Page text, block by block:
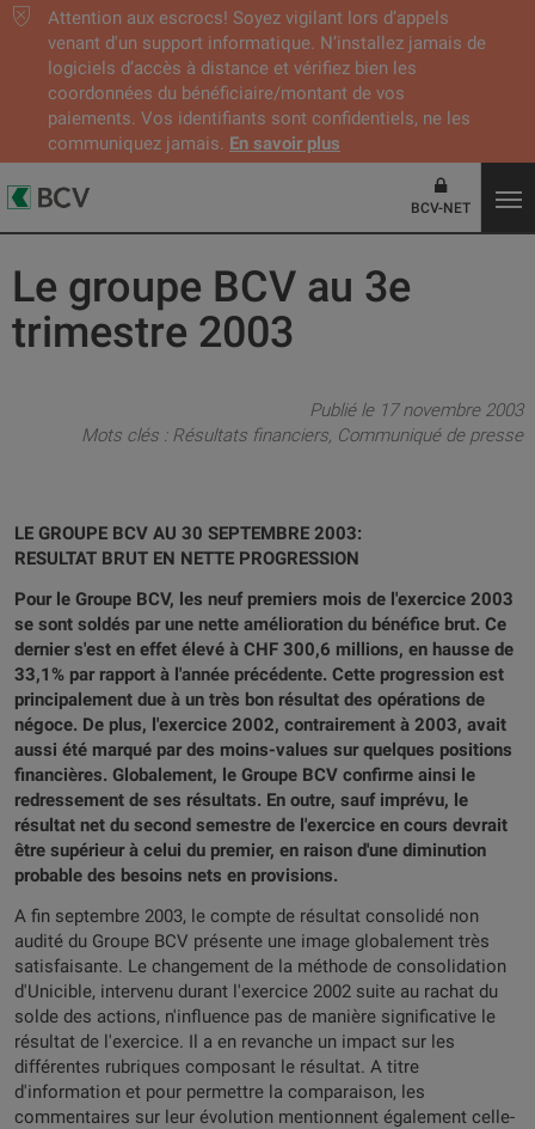
Attention aux escrocs! Soyez vigilant lors d’appels
venant d'un support informatique. N’installez jamais de
logiciels d’accès à distance et vérifiez bien les
coordonnées du bénéficiaire/montant de vos
paiements. Vos identifiants sont confidentiels, ne les
communiquez jamais. En savoir plus
BCV-NET
Le groupe BCV au 3e
trimestre 2003
Publié le 17 novembre 2003
Mots clés : Résultats financiers Communiqué de presse
LE GROUPE BCV AU 30 SEPTEMBRE 2003:
RESULTAT BRUT EN NETTE PROGRESSION
Pour le Groupe BCV, les neuf premiers mois de l'exercice 2003
se sont soldés par une nette amélioration du bénéfice brut. Ce
dernier s'est en effet élevé à CHF 300,6 millions, en hausse de
33,1% par rapport à l'année précédente. Cette progression est
principalement due à un très bon résultat des opérations de
négoce. De plus, l'exercice 2002, contrairement à 2003, avait
aussi été marqué par des moins-values sur quelques positions
financières. Globalement, le Groupe BCV confirme ainsi le
redressement de ses résultats. En outre, sauf imprévu, le
résultat net du second semestre de l'exercice en cours devrait
être supérieur à celui du premier, en raison d'une diminution
probable des besoins nets en provisions.
A fin septembre 2003, le compte de résultat consolidé non
audité du Groupe BCV présente une image globalement très
satisfaisante. Le changement de la méthode de consolidation
d'Unicible, intervenu durant l'exercice 2002 suite au rachat du
solde des actions, n'influence pas de manière significative le
résultat de l'exercice. Il a en revanche un impact sur les
différentes rubriques composant le résultat. A titre
d'information et pour permettre la comparaison, les
commentaires sur leur évolution mentionnent également celle-